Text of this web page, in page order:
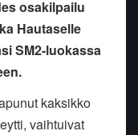
osakilpailu
Hautaselle
SM2-luokassa
kaksikko
vaihtuivat